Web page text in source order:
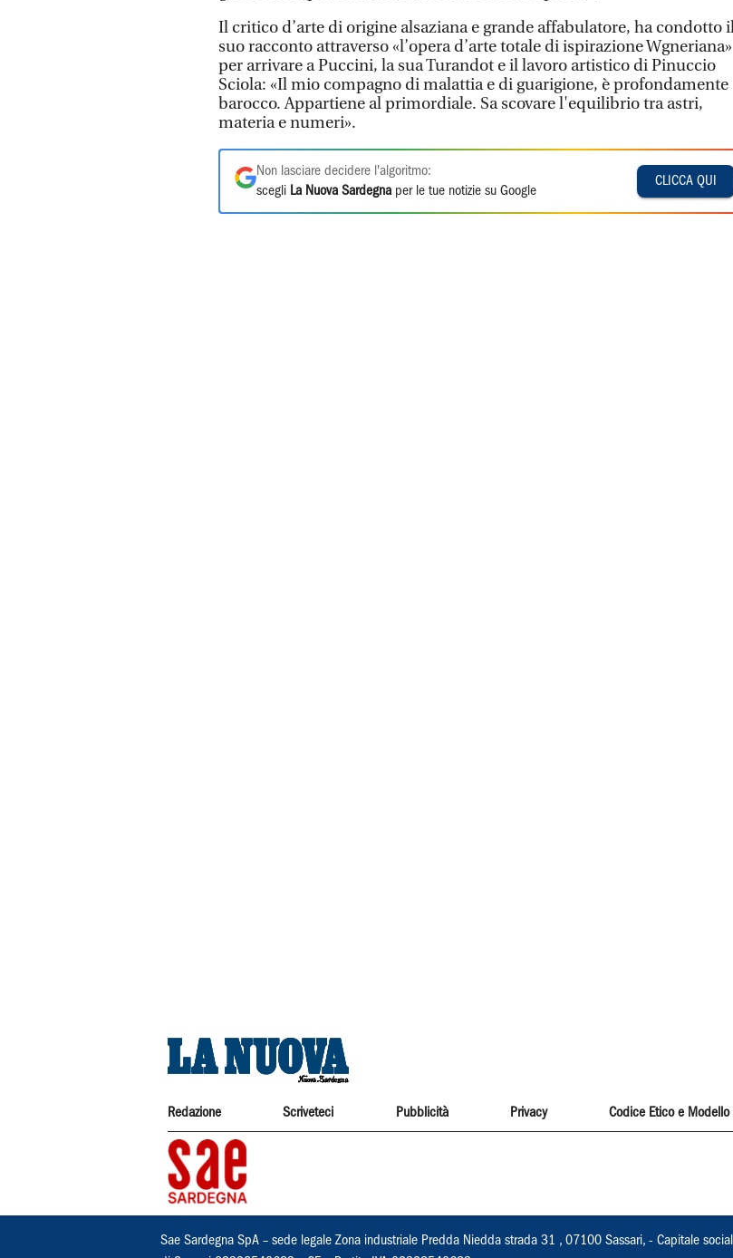
Il critico d’arte di origine alsaziana e grande affabulatore, ha condotto
suo racconto attraverso «l’opera d’arte totale di ispirazione Wgneriana»
per arrivare a Puccini, la sua Turandot e il lavoro artistico di Pinuccio
Sciola: «Il mio compagno di malattia e di guarigione, è profondamente
barocco. Appartiene al primordiale. Sa scovare l'equilibrio tra astri,
materia e numeri».
Non lasciare decidere l'algoritmo:
scegli La Nuova Sardegna per le tue notizie su Google
CLICCA QUI
Redazione Scriveteci Pubblicità Privacy Codice Etico e
Sae Sardegna SpA – sede legale Zona industriale Predda Niedda strada 31 , 07100 Sassari, - Capitale